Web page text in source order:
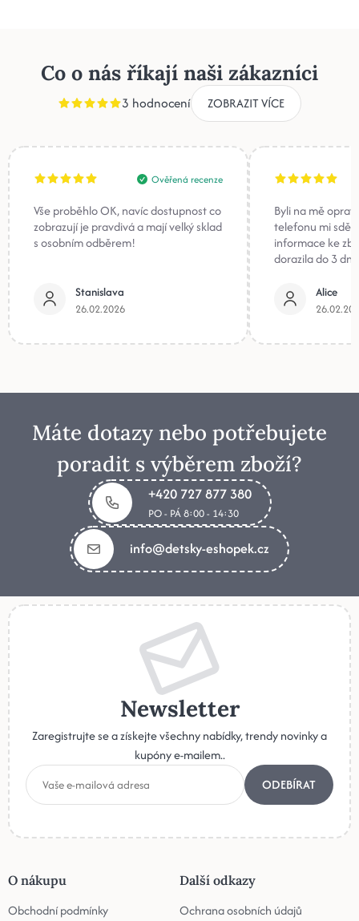
Co o nás říkají naši zákazníci
3 hodnocení ZOBRAZIT VÍCE
Ověřená recenze
Vše proběhlo OK, navíc dostupnost co
zobrazují je pravdivá a mají velký sklad
s osobním odběrem!
Stanislava
26.02.2026
Byli na mě
telefonu mi
informace ke
dorazila do 3
Alice
Máte dotazy nebo potřebujete
poradit s výběrem zboží?
+420 727 877 380
PO - PÁ 8:00 - 14:30
info@detsky-eshopek.cz
Newsletter
Zaregistrujte se a získejte všechny nabídky, trendy novinky a
kupóny e-mailem..
ODEBÍRAT
O nákupu
Obchodní podmínky
Další odkazy
Ochrana osobních údajů